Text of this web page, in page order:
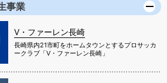
事業
V・ファーレン長崎
長崎県内21市町をホームタウンとするプロサッカ
ークラブ「V・ファーレン長崎」